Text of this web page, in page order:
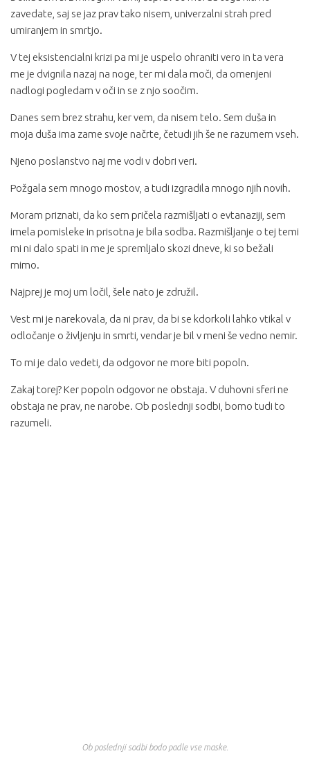
zavedate, saj se jaz prav tako nisem, univerzalni strah pred
umiranjem in smrtjo.
V tej eksistencialni krizi pa mi je uspelo ohraniti vero in ta vera
me je dvignila nazaj na noge, ter mi dala moči, da omenjeni
nadlogi pogledam v oči in se z njo soočim.
Danes sem brez strahu, ker vem, da nisem telo. Sem duša in
moja duša ima zame svoje načrte, četudi jih še ne razumem vseh.
Njeno poslanstvo naj me vodi v dobri veri.
Požgala sem mnogo mostov, a tudi izgradila mnogo njih novih.
Moram priznati, da ko sem pričela razmišljati o evtanaziji, sem
imela pomisleke in prisotna je bila sodba. Razmišljanje o tej temi
mi ni dalo spati in me je spremljalo skozi dneve, ki so bežali
mimo.
Najprej je moj um ločil, šele nato je združil.
Vest mi je narekovala, da ni prav, da bi se kdorkoli lahko vtikal v
odločanje o življenju in smrti, vendar je bil v meni še vedno nemir.
To mi je dalo vedeti, da odgovor ne more biti popoln.
Zakaj torej? Ker popoln odgovor ne obstaja. V duhovni sferi ne
obstaja ne prav, ne narobe. Ob poslednji sodbi, bomo tudi to
razumeli.
Ob poslednji sodbi bodo padle vse maske.